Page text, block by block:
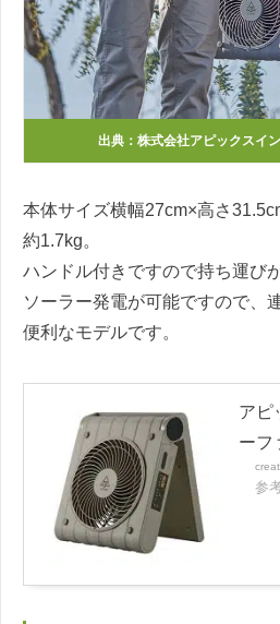
出典： 株式会社アピックスイ
本体サイズ横幅27cm×高さ
約1.7kg。
ハンドル付きですので持ち運び
ソーラー発電が可能ですので、
便利なモデルです。
アピ
ーフ
参